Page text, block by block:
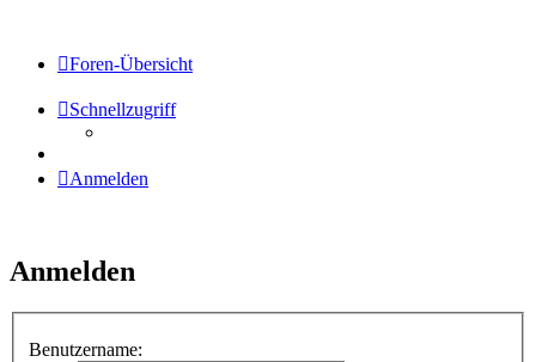
Foren-Übersicht
Schnellzugriff
Anmelden
Anmelden
Benutzername: